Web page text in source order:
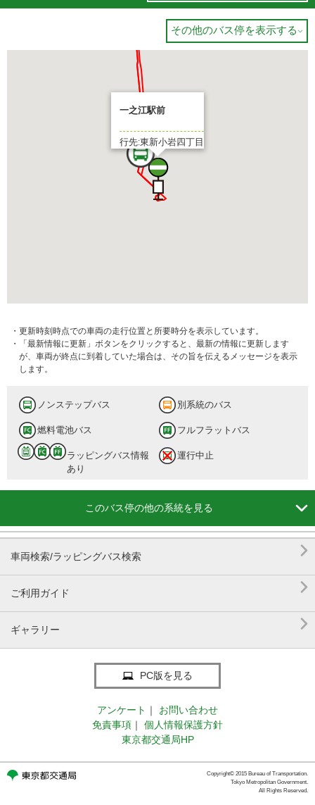
その他のバス停を表示する 
一之江駅前
行先:東新小岩四丁目
・更新時刻時点での車両の走行位置と所要時分を表示しています。
・「最新情報に更新」ボタンをクリックすると、最新の情報に更新します
が、車両が終点に到着していた場合は、その旨を伝えるメッセージを表示
します。
ノンステップバス 別系統のバス
燃料電池バス フルフラットバス
ラッピングバス情報
あり
運行中止
このバス停の他の系統を見る 
車両検索/ラッピングバス検索 
ご利用ガイド 
ギャラリー 
PC版を見る
アンケート ｜
お問い合わせ
免責事項 ｜
個人情報保護方針
東京都交通局HP
Copyright© 2015 Bureau of Transportation.
Tokyo Metropolitan Government.
All Rights Reserved.